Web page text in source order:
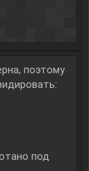
поэтому
под